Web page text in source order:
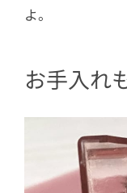
よ。
お手入れ